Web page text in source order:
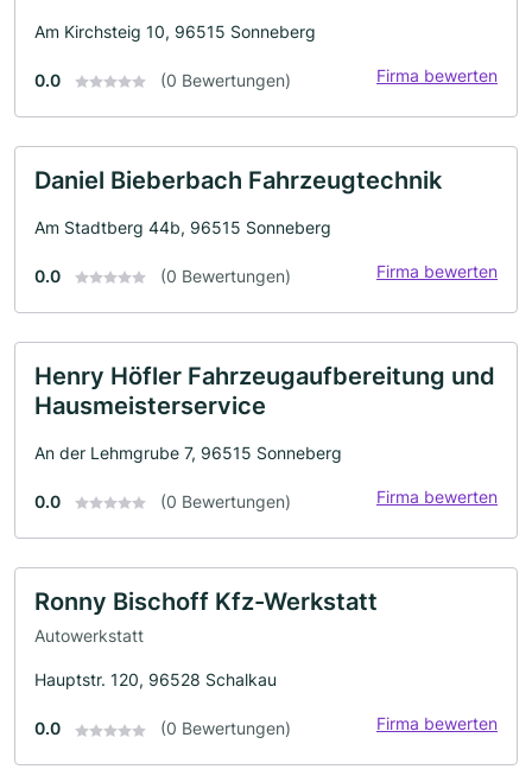
Am Kirchsteig 10, 96515 Sonneberg
0.0 (0 Bewertungen) Firma bewerten
Daniel Bieberbach Fahrzeugtechnik
Am Stadtberg 44b, 96515 Sonneberg
0.0 (0 Bewertungen) Firma bewerten
Henry Höfler Fahrzeugaufbereitung und
Hausmeisterservice
An der Lehmgrube 7, 96515 Sonneberg
0.0 (0 Bewertungen) Firma bewerten
Ronny Bischoff Kfz-Werkstatt
Autowerkstatt
Hauptstr. 120, 96528 Schalkau
0.0 (0 Bewertungen) Firma bewerten